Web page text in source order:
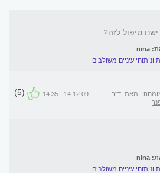
עיניים משולבים
| מאת: ד"ר
14.12.09 | 14:35
(5)
עיניים משולבים